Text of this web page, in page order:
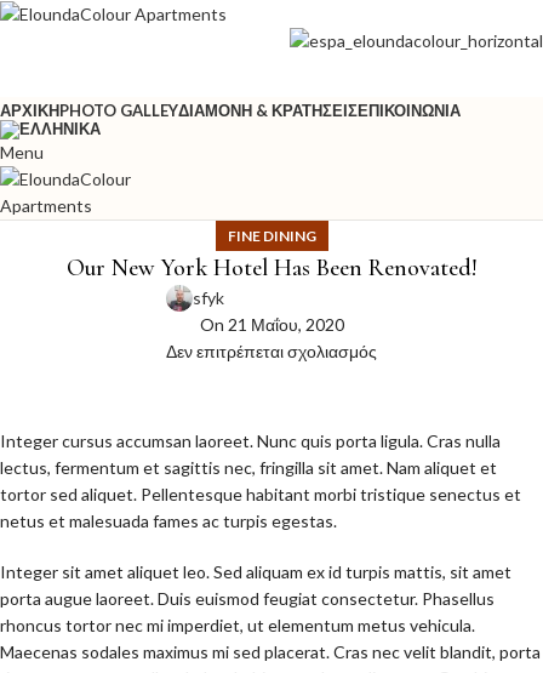
ΑΡΧΙΚΉPHOTO GALLEYΔΙΑΜΟΝΉ & ΚΡΑΤΉΣΕΙΣΕΠΙΚΟΙΝΩΝΊΑ
Menu
FINE DINING
Our New York Hotel Has Been Renovated!
sfyk
On 21 Μαΐου, 2020
Δεν επιτρέπεται σχολιασμός
Integer cursus accumsan laoreet. Nunc quis porta ligula. Cras nulla
lectus, fermentum et sagittis nec, fringilla sit amet.Nam aliquet et
tortor sed aliquet. Pellentesque habitant morbi tristique senectus et
netus et malesuada fames ac turpis egestas.
Integer sit amet aliquet leo. Sed aliquam ex id turpis mattis, sit amet
porta augue laoreet. Duis euismod feugiat consectetur. Phasellus
rhoncus tortor nec mi imperdiet, ut elementum metus vehicula.
Maecenas sodales maximus mi sed placerat. Cras nec velit blandit, porta